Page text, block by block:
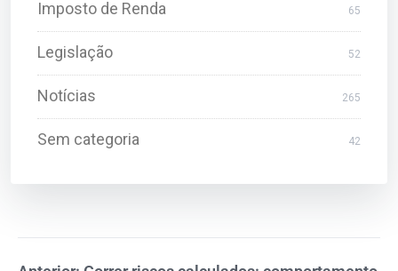
Imposto de Renda 65
Legislação 52
Notícias 265
Sem categoria 42